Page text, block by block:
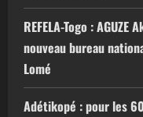
REFELA-Togo :
nouveau bureau
Lomé
Adétikopé : pour les